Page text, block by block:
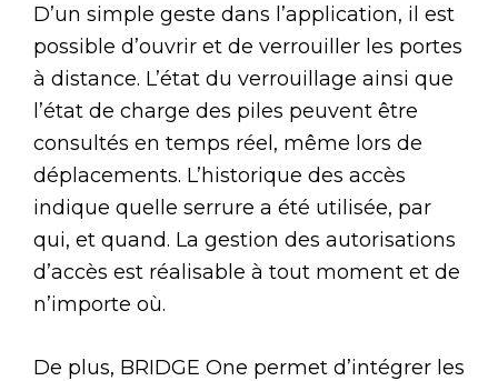
D’un simple geste dans l’application, il est
possible d’ouvrir et de verrouiller les portes
à distance. L’état du verrouillage ainsi que
l’état de charge des piles peuvent être
consultés en temps réel, même lors de
déplacements. L’historique des accès
indique quelle serrure a été utilisée, par
qui, et quand. La gestion des autorisations
d’accès est réalisable à tout moment et de
n’importe où.
De plus, BRIDGE One permet d’intégrer les